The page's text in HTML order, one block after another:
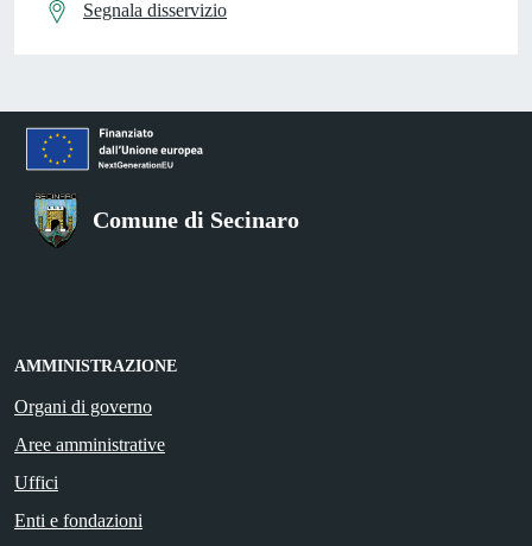
Segnala disservizio
Comune di Secinaro
AMMINISTRAZIONE
Organi di governo
Aree amministrative
Uffici
Enti e fondazioni